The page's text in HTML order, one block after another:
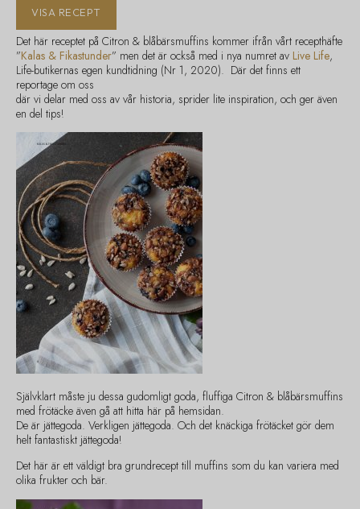
VISA RECEPT
Det här receptet på Citron & blåbärsmuffins kommer ifrån vårt recepthäfte
”Kalas & Fikastunder” men det är också med i nya numret av Live Life,
Life-butikernas egen kundtidning (Nr 1, 2020). Där det finns ett
reportage om oss
där vi delar med oss av vår historia, sprider lite inspiration, och ger även
en del tips!
Självklart måste ju dessa gudomligt goda, fluffiga Citron & blåbärsmuffins
med frötäcke även gå att hitta här på hemsidan.
De är jättegoda. Verkligen jättegoda. Och det knäckiga frötäcket gör dem
helt fantastiskt jättegoda!
Det här är ett väldigt bra grundrecept till muffins som du kan variera med
olika frukter och bär.